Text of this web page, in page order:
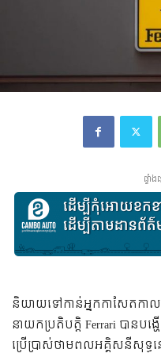
ផ្ទាំ
និយាយ​ទៅ​កាន់​អ្នក​កាសែត​កាល​
នាយក​ប្រតិបត្តិ​ Ferrari បាន​​ប
ប្រើ​ប្រាស់​ថាមពល​អគ្គិសនី​សុទ្ធ​